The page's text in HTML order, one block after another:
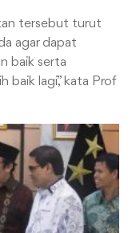
tersebut turut
agar dapat
baik serta
baik lagi,” kata Prof